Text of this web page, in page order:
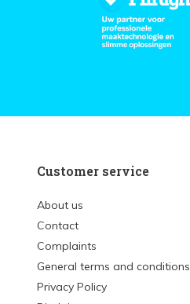
Customer service
About us
Contact
Complaints
General terms and conditions
Privacy Policy